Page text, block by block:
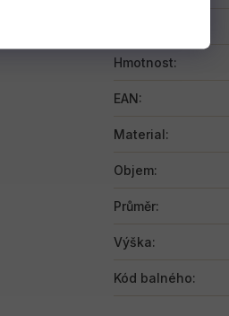
Hmotnost:
EAN:
Material:
Objem:
Průměr:
Výška:
Kód balného: